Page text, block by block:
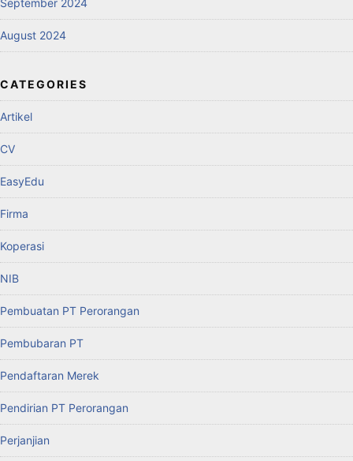
August 2024
CATEGORIES
Artikel
CV
EasyEdu
Firma
Koperasi
NIB
Pembuatan PT Perorangan
Pembubaran PT
Pendaftaran Merek
Pendirian PT Perorangan
Perjanjian